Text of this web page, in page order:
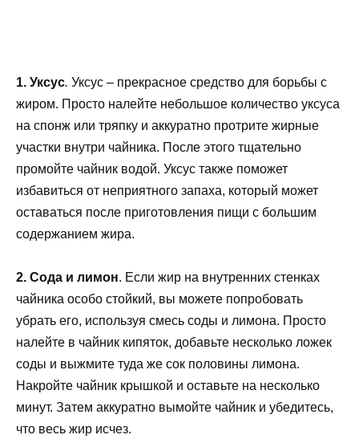
1. Уксус. Уксус – прекрасное средство для борьбы с
жиром. Просто налейте небольшое количество уксуса
на спонж или тряпку и аккуратно протрите жирные
участки внутри чайника. После этого тщательно
промойте чайник водой. Уксус также поможет
избавиться от неприятного запаха, который может
оставаться после приготовления пищи с большим
содержанием жира.
2. Сода и лимон. Если жир на внутренних стенках
чайника особо стойкий, вы можете попробовать
убрать его, используя смесь соды и лимона. Просто
налейте в чайник кипяток, добавьте несколько ложек
соды и выжмите туда же сок половины лимона.
Накройте чайник крышкой и оставьте на несколько
минут. Затем аккуратно вымойте чайник и убедитесь,
что весь жир исчез.